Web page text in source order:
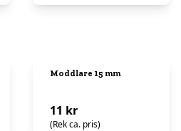
Moddlare 15 mm
11 kr
(Rek ca. pris)